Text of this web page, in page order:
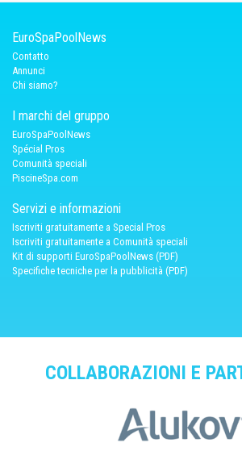
EuroSpaPoolNews
Contatto
Annunci
Chi siamo?
I marchi del gruppo
EuroSpaPoolNews
Spécial Pros
Comunità speciali
PiscineSpa.com
Servizi e informazioni
Iscriviti gratuitamente a Special Pros
Iscriviti gratuitamente a Comunità speciali
Kit di supporti EuroSpaPoolNews (PDF)
Specifiche tecniche per la pubblicità (PDF)
COLLABORAZIONI E